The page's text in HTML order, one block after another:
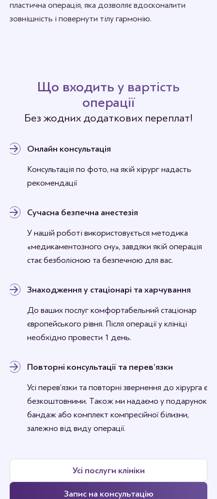
пластична операція, яка дозволяє вдосконалити
зовнішність і повернути тілу гармонію.
Що входить у вартість
операції
Без жодних додаткових переплат!
Онлайн консультація
Консультація по фото, на якій хірург надасть
рекомендації
Сучасна безпечна анестезія
У нашій роботі використовується методика
«медикаментозного сну», завдяки якій операція
стає безболісною та безпечною для вас.
Знаходження у стаціонарі та харчування
До ваших послуг комфортабельний стаціонар
європейського рівня. Після операції у клініці
необхідно провести 1 день.
Повторні консультації та перев’язки
Усі перев’язки та повторні звернення до хірурга є
безкоштовними. Також ми надаємо у подарунок
бандаж або комплект компресійної білизни,
залежно від виду операції.
Усі послуги клініки
Запис на консультацію